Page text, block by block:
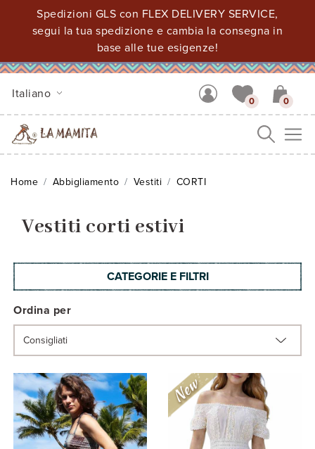
Spedizioni GLS con FLEX DELIVERY SERVICE,
segui la tua spedizione e cambia la consegna in
base alle tue esigenze!
Italiano
0 0
Home Abbigliamento Vestiti CORTI
Vestiti corti estivi
CATEGORIE E FILTRI
Ordina per